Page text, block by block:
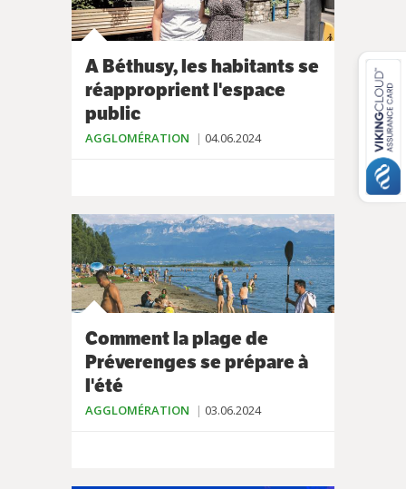
A Béthusy, les habitants se
réapproprient l'espace
public
AGGLOMÉRATION 04.06.2024
Comment la plage de
Préverenges se prépare à
l'été
AGGLOMÉRATION 03.06.2024